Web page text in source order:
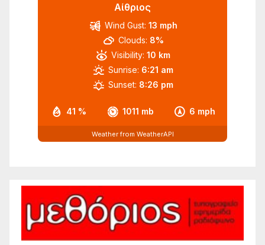
Αίθριος
41 % 1011 mb 6 mph
Wind Gust: 13 mph
Clouds: 8%
Visibility: 10 km
Sunrise: 6:21 am
Sunset: 8:26 pm
Weather from WeatherAPI